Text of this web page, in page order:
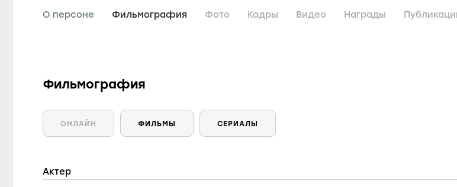
О персоне Фильмография Фото Кадры Видео Награды
Фильмография
ОНЛАЙН ФИЛЬМЫ СЕРИАЛЫ
Актер